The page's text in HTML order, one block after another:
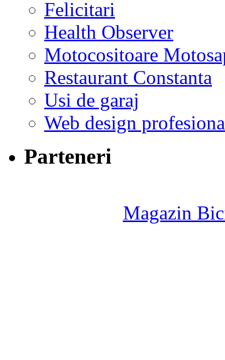
Felicitari
Health Observer
Motocositoare
Restaurant Constanta
Usi de garaj
Web design
Parteneri
Magazin